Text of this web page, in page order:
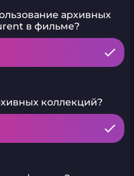
архивных
в фильме?
коллекций?